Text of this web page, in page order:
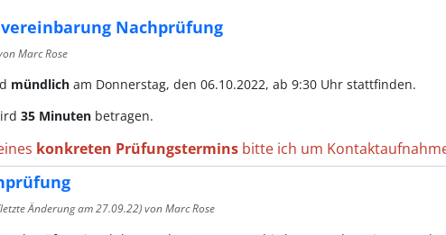
Nachprüfung
Marc Rose
mündlich am Donnerstag, den 06.10.2022, ab 9:30 Uhr stattfinden.
35 Minutenbetragen.
konkreten Prüfungsterminsbitte ich um
Änderung am27.09.22) von Marc Rose